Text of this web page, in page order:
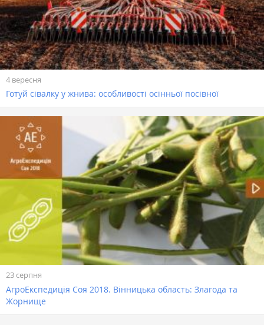
4 вересня
Готуй сівалку у жнива: особливості осінньої посівної
23 серпня
АгроЕкспедиція Соя 2018. Вінницька область: Злагода та
Жорнище